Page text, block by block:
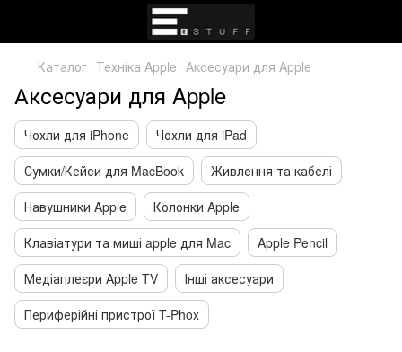
Каталог Техніка Apple Аксесуари для Apple
Аксесуари для Apple
Чохли для iPhone
Чохли для iPad
Сумки/Кейси для MacBook
Живлення та кабелі
Навушники Apple
Колонки Apple
Клавіатури та миші apple для Mac
Apple Pencil
Медіаплеєри Apple TV
Інші аксесуари
Периферійні пристрої T-Phox